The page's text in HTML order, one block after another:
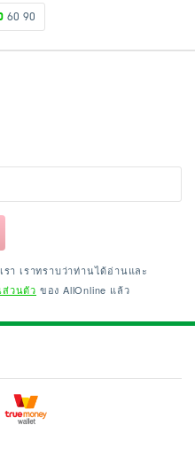
60 90
า เราทราบว่าท่านได้อ่านและ
ส่วนตัว ของ AllOnline แล้ว